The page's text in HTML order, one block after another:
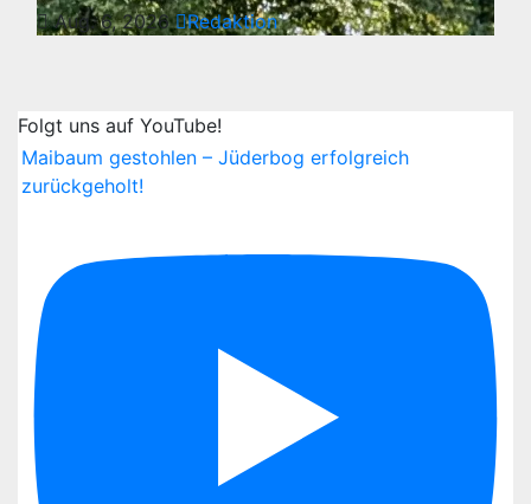
Aug. 6, 2026 Redaktion
Folgt uns auf YouTube!
Maibaum gestohlen – Jüderbog erfolgreich
zurückgeholt!